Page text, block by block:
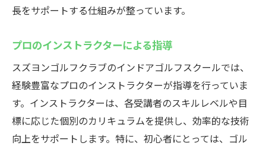
長をサポートする仕組みが整っています。
プロのインストラクターによる指導
スズヨンゴルフクラブのインドアゴルフスクールでは、
経験豊富なプロのインストラクターが指導を行っていま
す。インストラクターは、各受講者のスキルレベルや目
標に応じた個別のカリキュラムを提供し、効率的な技術
向上をサポートします。特に、初心者にとっては、ゴル